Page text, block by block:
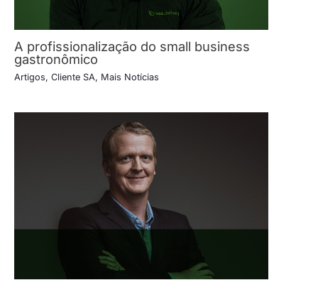
A profissionalização do small business
gastronômico
Artigos, Cliente SA, Mais Notícias